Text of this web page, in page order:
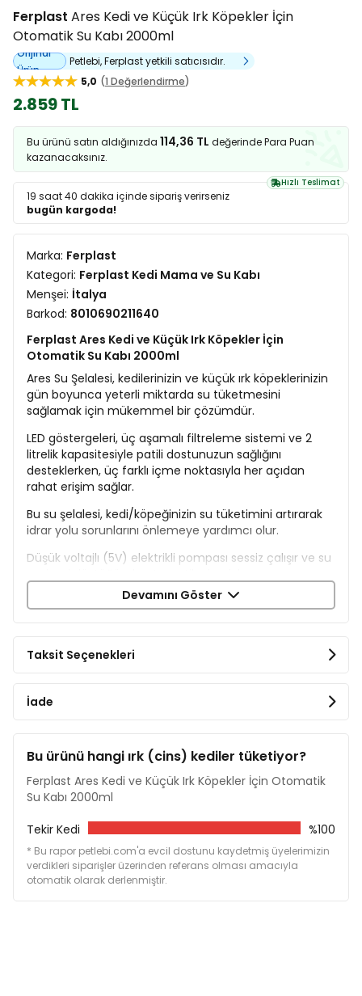
Ferplast Ares Kedi ve Küçük Irk Köpekler İçin
Otomatik Su Kabı 2000ml
Orijinal
Ürün
Petlebi, Ferplast yetkili satıcısıdır.
5,0
1 Değerlendirme
2.859 TL
Bu ürünü satın aldığınızda 114,36 TL değerinde Para Puan
kazanacaksınız.
Hızlı Teslimat
19 saat 40 dakika içinde sipariş verirseniz
bugün kargoda!
Marka: Ferplast
Kategori: Ferplast Kedi Mama ve Su Kabı
Menşei: İtalya
Barkod: 8010690211640
Ferplast Ares Kedi ve Küçük Irk Köpekler İçin
Otomatik Su Kabı 2000ml
Ares Su Şelalesi, kedilerinizin ve küçük ırk köpeklerinizin
gün boyunca yeterli miktarda su tüketmesini
sağlamak için mükemmel bir çözümdür.
LED göstergeleri, üç aşamalı filtreleme sistemi ve 2
litrelik kapasitesiyle patili dostunuzun sağlığını
desteklerken, üç farklı içme noktasıyla her açıdan
rahat erişim sağlar.
Bu su şelalesi, kedi/köpeğinizin su tüketimini artırarak
idrar yolu sorunlarını önlemeye yardımcı olur.
Düşük voltajlı (5V) elektrikli pompası sessiz çalışır ve su
Farklı içme noktaları sunarak kedinizi veya köpeğinizi su
filtrasyon sistemi sayesinde suyun her zaman temiz
ve taze kalmasını sağlar.
Ek Bilgiler
Devamını Göster
Taksit Seçenekleri
İade
Bu ürünü hangi ırk (cins) kediler tüketiyor?
Ferplast Ares Kedi ve Küçük Irk Köpekler İçin Otomatik
Su Kabı 2000ml
Tekir Kedi
%100
* Bu rapor petlebi.com'a evcil dostunu kaydetmiş üyelerimizin
verdikleri siparişler üzerinden referans olması amacıyla
otomatik olarak derlenmiştir.